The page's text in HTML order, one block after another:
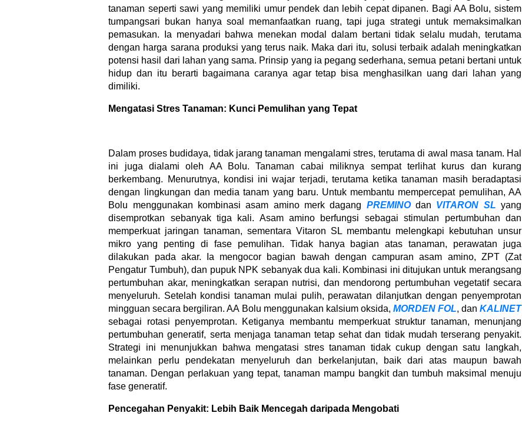
tanaman seperti sawi yang memiliki umur pendek dan lebih cepat dipanen. Bagi AA Bolu, sistem
tumpangsari bukan hanya soal memanfaatkan ruang, tapi juga strategi untuk memaksimalkan
pemasukan. Ia menyadari bahwa menekan modal dalam bertani tidak selalu mudah, terutama
dengan harga sarana produksi yang terus naik. Maka dari itu, solusi terbaik adalah meningkatkan
potensi hasil dari lahan yang sama. Prinsip yang ia pegang sederhana, semua petani bertani untuk
hidup dan itu berarti bagaimana caranya agar tetap bisa menghasilkan uang dari lahan yang
dimiliki.
Mengatasi Stres Tanaman: Kunci Pemulihan yang Tepat
Dalam proses budidaya, tidak jarang tanaman mengalami stres, terutama di awal masa tanam. Hal
ini juga dialami oleh AA Bolu. Tanaman cabai miliknya sempat terlihat kurus dan kurang
berkembang. Menurutnya, kondisi ini wajar terjadi, terutama ketika tanaman masih beradaptasi
dengan lingkungan dan media tanam yang baru. Untuk membantu mempercepat pemulihan, AA
Bolu menggunakan kombinasi asam amino merk dagang PREMINOdan VITARON SL yang
disemprotkan sebanyak tiga kali. Asam amino berfungsi sebagai stimulan pertumbuhan dan
memperkuat jaringan tanaman, sementara Vitaron SL membantu melengkapi kebutuhan unsur
mikro yang penting di fase pemulihan. Tidak hanya bagian atas tanaman, perawatan juga
dilakukan pada akar. Ia mengocor bagian bawah dengan campuran asam amino, ZPT (Zat
Pengatur Tumbuh), dan pupuk NPK sebanyak dua kali. Kombinasi ini ditujukan untuk merangsang
pertumbuhan akar, meningkatkan serapan nutrisi, dan mendorong pertumbuhan vegetatif secara
menyeluruh. Setelah kondisi tanaman mulai pulih, perawatan dilanjutkan dengan penyemprotan
mingguan secara bergiliran. AA Bolu menggunakan kalsium oksida, MORDEN FOL, dan KALINET
sebagai rotasi penyemprotan. Ketiganya membantu memperkuat struktur tanaman, menunjang
pertumbuhan generatif, serta menjaga tanaman tetap sehat dan tidak mudah terserang penyakit.
Strategi ini menunjukkan bahwa mengatasi stres tanaman tidak cukup dengan satu langkah,
melainkan perlu pendekatan menyeluruh dan berkelanjutan, baik dari atas maupun bawah
tanaman. Dengan perlakuan yang tepat, tanaman mampu bangkit dan tumbuh maksimal menuju
fase generatif.
Pencegahan Penyakit: Lebih Baik Mencegah daripada Mengobati